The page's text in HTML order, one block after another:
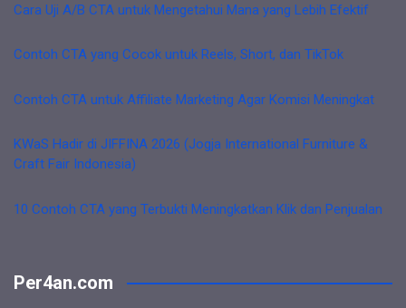
Cara Uji A/B CTA untuk Mengetahui Mana yang Lebih Efektif
Contoh CTA yang Cocok untuk Reels, Short, dan TikTok
Contoh CTA untuk Affiliate Marketing Agar Komisi Meningkat
KWaS Hadir di JIFFINA 2026 (Jogja International Furniture &
Craft Fair Indonesia)
10 Contoh CTA yang Terbukti Meningkatkan Klik dan Penjualan
Per4an.com